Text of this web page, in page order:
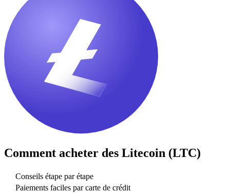
Comment acheter des Litecoin (LTC)
Conseils étape par étape
Paiements faciles par carte de crédit